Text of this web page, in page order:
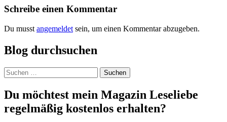
Schreibe einen Kommentar
Du musst angemeldet sein, um einen Kommentar abzugeben.
Blog durchsuchen
Suchen
nach:
Du möchtest mein Magazin Leseliebe
regelmäßig kostenlos erhalten?